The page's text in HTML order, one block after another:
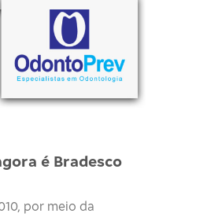
é Bradesco
por meio da